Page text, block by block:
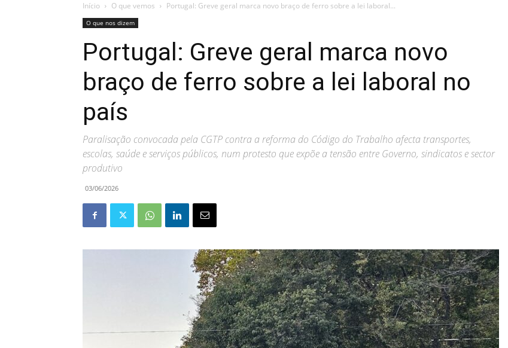
Início O que vemos Portugal: Greve geral marca novo braço de ferro sobre a lei laboral...
O que nos dizem
Portugal: Greve geral marca novo
braço de ferro sobre a lei laboral no
país
Paralisação convocada pela CGTP contra a reforma do Código do Trabalho afecta transportes,
escolas, saúde e serviços públicos, num protesto que expõe a tensão entre Governo, sindicatos e sector
produtivo
03/06/2026